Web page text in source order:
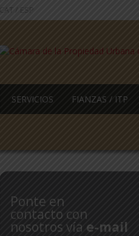
CAT / ESP
SERVICIOS FIANZAS / ITP
Ponte en
contacto con
nosotros vía e-mail